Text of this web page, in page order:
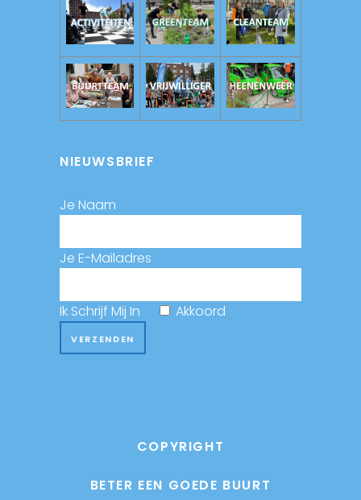
NIEUWSBRIEF
Je Naam
Je E-Mailadres
Ik Schrijf Mij In Akkoord
COPYRIGHT
BETER EEN GOEDE BUURT